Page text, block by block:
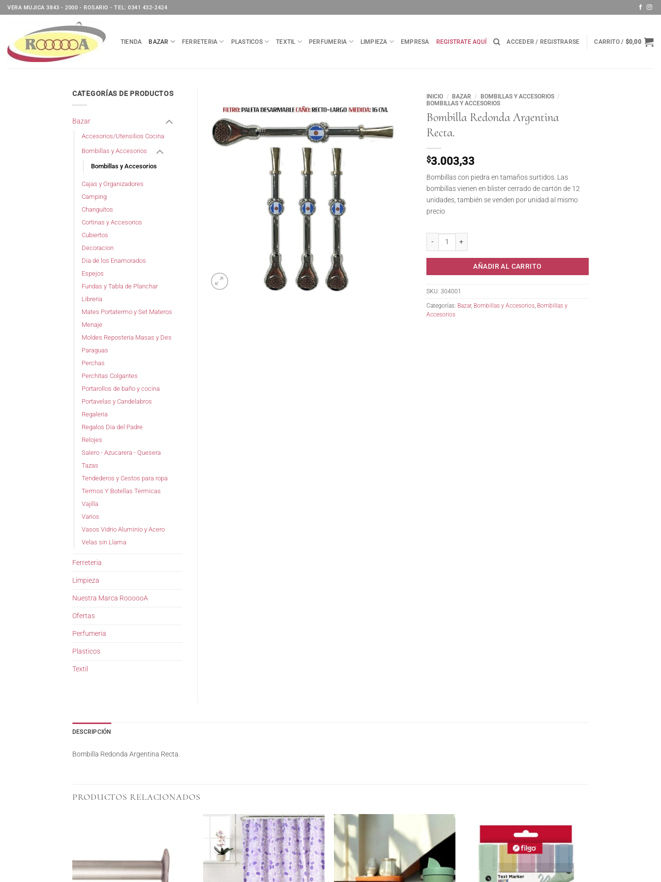
Saltar
al
VERA MUJICA 3843 - 2000 - ROSARIO - TEL: 0341 432-2424
TIENDA BAZAR FERRETERIA PLASTICOS TEXTIL PERFUMERIA LIMPIEZA EMPRESA REGISTRATE AQUÍ ACCEDER / REGISTRARSE CARRITO / $0,00
INICIO / BAZAR / BOMBILLAS Y ACCESORIOS /
BOMBILLAS Y ACCESORIOS
Bombilla Redonda Argentina
Recta.
$3.003,33
Bombillas con piedra en tamaños surtidos. Las
bombillas vienen en blister cerrado de cartón de 12
unidades, también se venden por unidad al mismo
precio
AÑADIR AL CARRITO
SKU: 304001
Categorías: Bazar, Bombillas y Accesorios, Bombillas y
Accesorios
CATEGORÍAS DE PRODUCTOS
Bazar
Accesorios/Utensilios Cocina
Bombillas y Accesorios
Bombillas y Accesorios
Cajas y Organizadores
Camping
Changuitos
Cortinas y Accesorios
Cubiertos
Decoracion
Dia de los Enamorados
Espejos
Fundas y Tabla de Planchar
Libreria
Mates Portatermo y Set Materos
Menaje
Moldes Reposteria Masas y Des
Paraguas
Perchas
Perchitas Colgantes
Portarollos de baño y cocina
Portavelas y Candelabros
Regaleria
Regalos Dia del Padre
Relojes
Salero - Azucarera - Quesera
Tazas
Tendederos y Cestos para ropa
Termos Y Botellas Termicas
Vajilla
Varios
Vasos Vidrio Aluminio y Acero
Velas sin Llama
Ferreteria
Limpieza
Nuestra Marca RoooooA
Ofertas
Perfumeria
Plasticos
Textil
DESCRIPCIÓN
Bombilla Redonda Argentina Recta.
PRODUCTOS RELACIONADOS